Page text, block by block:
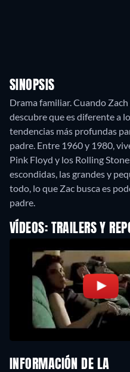
SINOPSIS
Drama familiar. Cuando
descubre que es diferente a
tendencias más profundas
padre. Entre 1960 y 1980,
Pink Floyd y los Rolling
escondidas, las grandes y
todo, lo que Zac busca es
padre.
VÍDEOS: TRAILERS Y
INFORMACIÓN DE LA